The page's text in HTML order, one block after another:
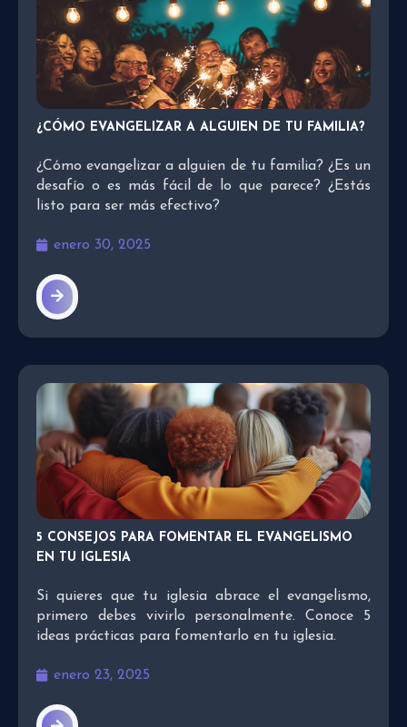
¿CÓMO EVANGELIZAR A ALGUIEN DE TU FAMILIA?
¿Cómo evangelizar a alguien de tu familia? ¿Es un
desafío o es más fácil de lo que parece? ¿Estás
listo para ser más efectivo?
enero 30, 2025
5 CONSEJOS PARA FOMENTAR EL EVANGELISMO
EN TU IGLESIA
Si quieres que tu iglesia abrace el evangelismo,
primero debes vivirlo personalmente. Conoce 5
ideas prácticas para fomentarlo en tu iglesia.
enero 23, 2025